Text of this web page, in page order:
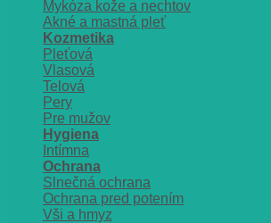
Mykóza kože a nechtov
Akné a mastná pleť
Kozmetika
Pleťová
Vlasová
Telová
Pery
Pre mužov
Hygiena
Intímna
Ochrana
Slnečná ochrana
Ochrana pred potením
Vši a hmyz